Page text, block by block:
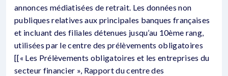
annonces médiatisées de retrait. Les données non
publiques relatives aux principales banques françaises
et incluant des filiales détenues jusqu’au 10ème rang,
utilisées par le centre des prélèvements obligatoires
[[« Les Prélèvements obligatoires et les entreprises du
secteur financier », Rapport du centre des